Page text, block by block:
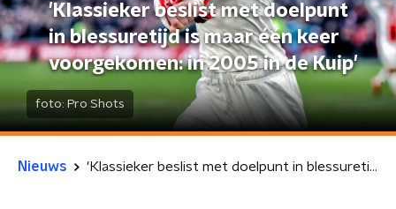
'Klassieker beslist met doelpunt
in blessuretijd is maar één keer
voorgekomen: in 2005 in de Kuip'
foto: Pro Shots
Nieuws 'Klassieker beslist met doelpunt in blessuretijd is maar één keer voorgekomen: in 2005 in de Kuip'